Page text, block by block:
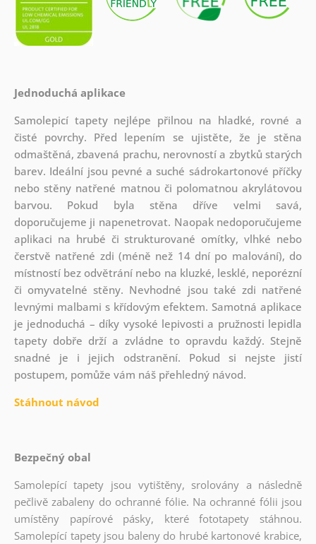
Jednoduchá aplikace
Samolepicí tapety nejlépe přilnou na hladké, rovné a
čisté povrchy. Před lepením se ujistěte, že je stěna
odmaštěná, zbavená prachu, nerovností a zbytků starých
barev. Ideální jsou pevné a suché sádrokartonové příčky
nebo stěny natřené matnou či polomatnou akrylátovou
barvou. Pokud byla stěna dříve velmi savá,
doporučujeme ji napenetrovat. Naopak nedoporučujeme
aplikaci na hrubé či strukturované omítky, vlhké nebo
čerstvě natřené zdi (méně než 14 dní po malování), do
místností bez odvětrání nebo na kluzké, lesklé, neporézní
či omyvatelné stěny. Nevhodné jsou také zdi natřené
levnými malbami s křídovým efektem. Samotná aplikace
je jednoduchá – díky vysoké lepivosti a pružnosti lepidla
tapety dobře drží a zvládne to opravdu každý. Stejně
snadné je i jejich odstranění. Pokud si nejste jistí
postupem, pomůže vám náš přehledný návod.
Stáhnout návod
Bezpečný obal
Samolepící tapety jsou vytištěny, srolovány a následně
pečlivě zabaleny do ochranné fólie. Na ochranné fólii jsou
umístěny papírové pásky, které fototapety stáhnou.
Samolepící tapety jsou baleny do hrubé kartonové krabice,